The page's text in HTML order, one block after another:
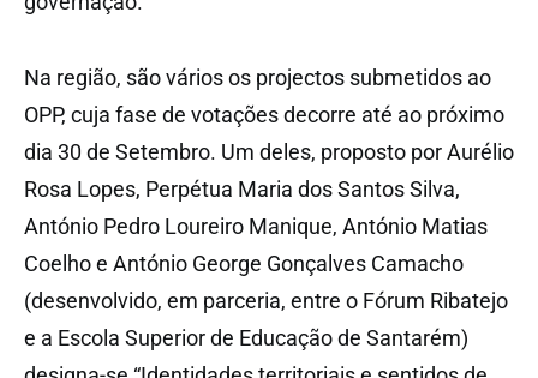
Na região, são vários os projectos submetidos ao
OPP, cuja fase de votações decorre até ao próximo
dia 30 de Setembro. Um deles, proposto por Aurélio
Rosa Lopes, Perpétua Maria dos Santos Silva,
António Pedro Loureiro Manique, António Matias
Coelho e António George Gonçalves Camacho
(desenvolvido, em parceria, entre o Fórum Ribatejo
e a Escola Superior de Educação de Santarém)